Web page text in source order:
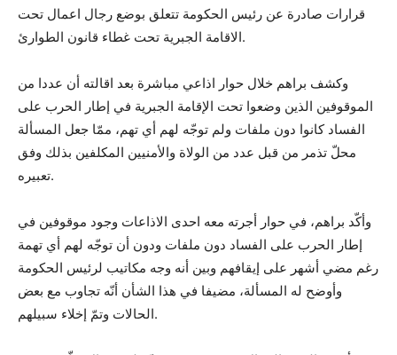
قرارات صادرة عن رئيس الحكومة تتعلق بوضع رجال اعمال تحت
الاقامة الجبرية تحت غطاء قانون الطوارئ.
وكشف براهم خلال حوار اذاعي مباشرة بعد اقالته أن عددا من
الموقوفين الذين وضعوا تحت الإقامة الجبرية في إطار الحرب على
الفساد كانوا دون ملفات ولم توجّه لهم أي تهم، ممّا جعل المسألة
محلّ تذمر من قبل عدد من الولاة والأمنيين المكلفين بذلك وفق
تعبيره.
وأكّد براهم، في حوار أجرته معه احدى الاذاعات وجود موقوفين في
إطار الحرب على الفساد دون ملفات ودون أن توجّه لهم أي تهمة
رغم مضي أشهر على إيقافهم وبين أنه وجه مكاتيب لرئيس الحكومة
وأوضح له المسألة، مضيفا في هذا الشأن أنّه تجاوب مع بعض
الحالات وتمّ إخلاء سبيلهم.